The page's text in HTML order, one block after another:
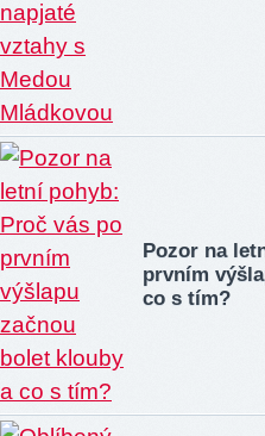
Pozor na
prvním
co s tím?